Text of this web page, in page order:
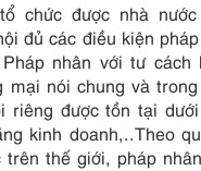
chức được nhà
đủ các điều kiện
nhân với tư cách
mại nói chung và
riêng được tồn tại
kinh doanh,..Theo
trên thế giới, pháp